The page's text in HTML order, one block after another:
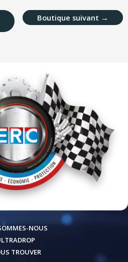
Boutique suivant →
NOUS
TROUVER